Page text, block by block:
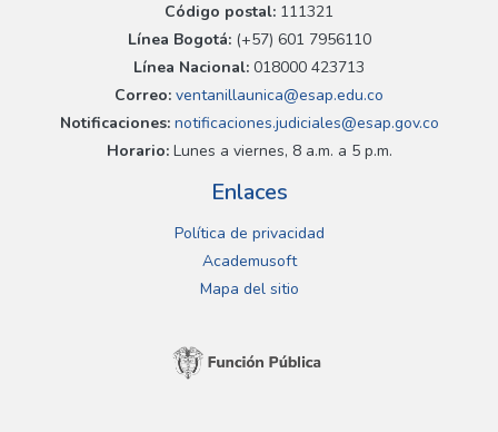
Código postal: 111321
Línea Bogotá:(+57) 601 7956110
Línea Nacional: 018000 423713
Correo: ventanillaunica@esap.edu.co
Notificaciones:notificaciones.judiciales@esap.gov.co
Horario:Lunes a viernes, 8 a.m. a 5 p.m.
Enlaces
Política de privacidad
Academusoft
Mapa del sitio